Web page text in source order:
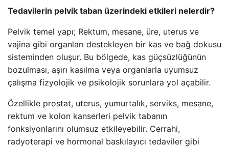
Tedavilerin pelvik taban üzerindeki etkileri nelerdir?
Pelvik temel yapı; Rektum, mesane, üre, uterus ve
vajina gibi organları destekleyen bir kas ve bağ dokusu
sisteminden oluşur. Bu bölgede, kas güçsüzlüğünün
bozulması, aşırı kasılma veya organlarla uyumsuz
çalışma fizyolojik ve psikolojik sorunlara yol açabilir.
Özellikle prostat, uterus, yumurtalık, serviks, mesane,
rektum ve kolon kanserleri pelvik tabanın
fonksiyonlarını olumsuz etkileyebilir. Cerrahi,
radyoterapi ve hormonal baskılayıcı tedaviler gibi